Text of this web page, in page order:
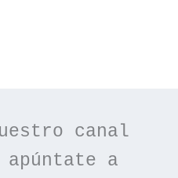
canal
apúntate a